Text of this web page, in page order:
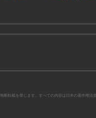
転載を禁じます。すべての内容は日本の著作権法